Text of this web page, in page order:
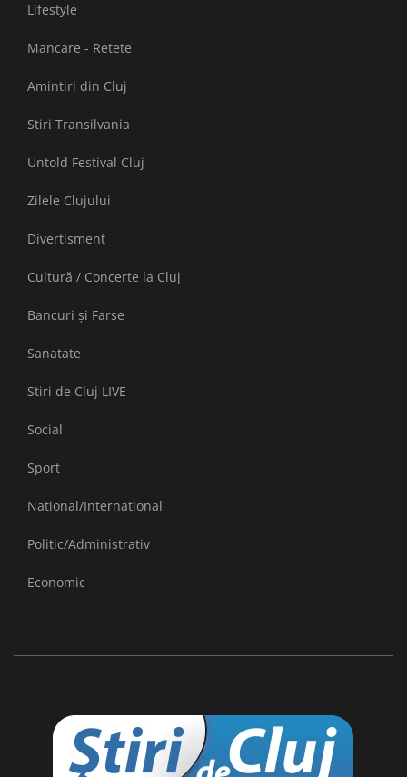
Lifestyle
Mancare - Retete
Amintiri din Cluj
Stiri Transilvania
Untold Festival Cluj
Zilele Clujului
Divertisment
Cultură / Concerte la Cluj
Bancuri și Farse
Sanatate
Stiri de Cluj LIVE
Social
Sport
National/International
Politic/Administrativ
Economic